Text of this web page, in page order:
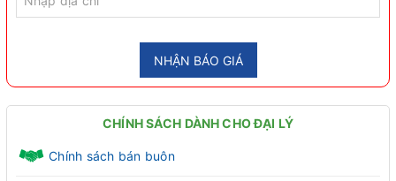
NHẬN BÁO GIÁ
CHÍNH SÁCH DÀNH CHO ĐẠI LÝ
Chính sách bán buôn